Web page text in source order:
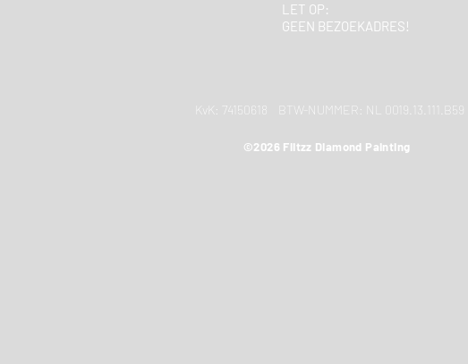
LET OP:
GEEN BEZOEKADRES!
KvK: 74150618 BTW-NUMMER: NL 0019.13.111.B59
©2026 Flitzz Diamond Painting